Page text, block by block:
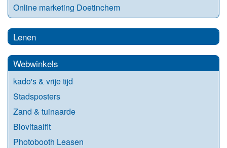
Online marketing Doetinchem
Lenen
Webwinkels
kado's & vrije tijd
Stadsposters
Zand & tuinaarde
Biovitaalfit
Photobooth Leasen